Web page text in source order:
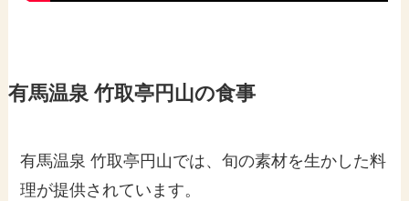
有馬温泉 竹取亭円山の食事
有馬温泉 竹取亭円山では、旬の素材を生かした料
理が提供されています。